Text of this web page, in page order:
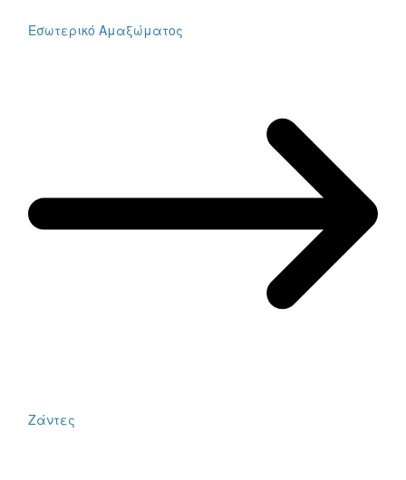
Εσωτερικό Αμαξώματος
Ζάντες